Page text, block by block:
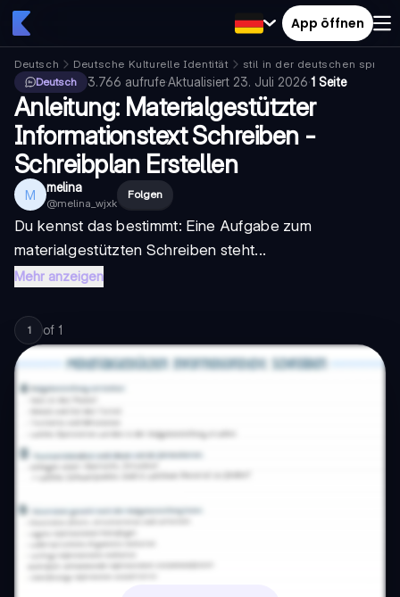
App öffnen
Deutsch Deutsche Kulturelle Identität
stil in der deutschen
Deutsch
3.766 aufrufe·Aktualisiert 23. Juli 2026·1 Seite
Anleitung: Materialgestützter
Informationstext Schreiben -
Schreibplan Erstellen
M melina
@melina_wjxk
Folgen
Du kennst das bestimmt: Eine Aufgabe zum
materialgestützten Schreiben steht...
Mehr anzeigen
1 of 1